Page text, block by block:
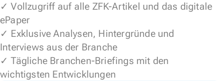
✓ Vollzugriff auf alle ZFK-Artikel und das digitale
ePaper
✓ Exklusive Analysen, Hintergründe und
Interviews aus der Branche
✓ Tägliche Branchen-Briefings mit den
wichtigsten Entwicklungen